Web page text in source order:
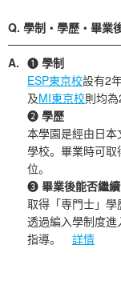
學制・學歷・畢業
❶ 學制
ESP東京校設有2
及MI東京校則均為
❷ 學歷
本學園是經由日
學校。畢業時可
位。
❸ 畢業後能否繼
取得「専門士」
透過編入學制度
指導。 詳情